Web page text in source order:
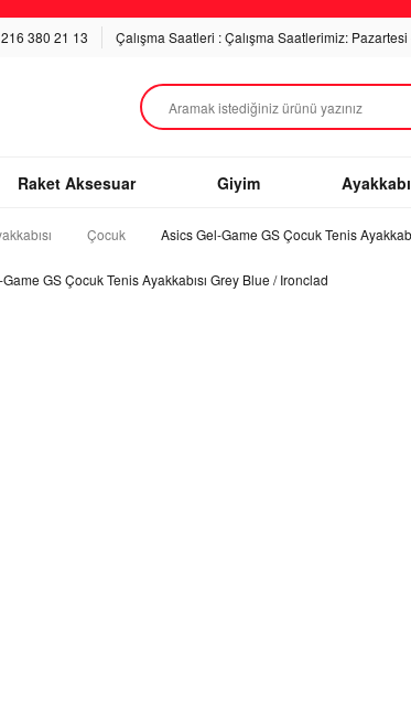
380 21 13 Çalışma Saatleri : Çalışma Saatlerimiz:
Raket Aksesuar Giyim Ayakkabı
Çocuk Asics Gel-Game GS Çocuk Tenis